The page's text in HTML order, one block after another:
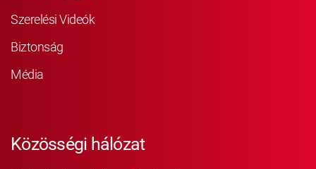
Szerelési Videók
Biztonság
Média
Közösségi hálózat